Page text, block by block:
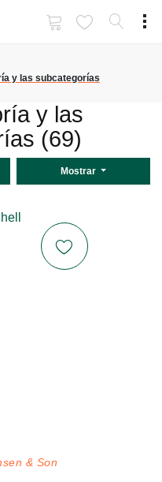
y las subcategorías
y las
(69)
Mostrar
& Son